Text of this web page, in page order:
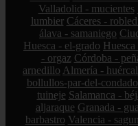
Valladolid - mucientes
lumbier Cáceres -
álava - samaniego
Huesca - el-grado
- orgaz Córdoba -
arnedillo Almería -
bollullos-par-del-condado
tuineje Salamanca -
aljaraque Granada -
barbastro Valencia -